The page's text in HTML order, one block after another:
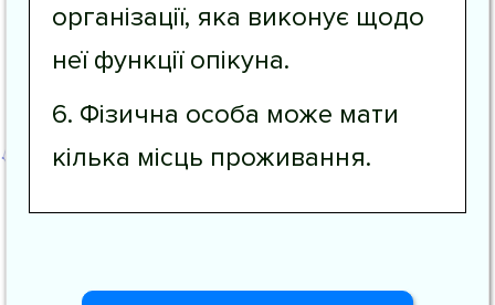
організації, яка виконує щодо
неї функції опікуна.
6. Фізична особа може мати
кілька місць проживання.